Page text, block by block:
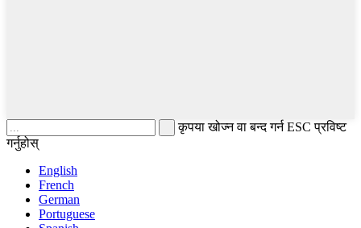
कृपया खोज्न वा बन्द गर्न ESC प्रविष्ट
गर्नुहोस्
English
French
German
Portuguese